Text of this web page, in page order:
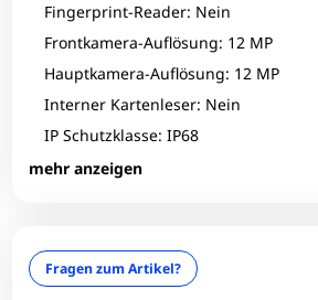
Fingerprint-Reader: Nein
Frontkamera-Auflösung: 12 MP
Hauptkamera-Auflösung: 12 MP
Interner Kartenleser: Nein
IP Schutzklasse: IP68
mehr anzeigen
Ladebuchse: Lightning
optisches Laufwerk: Nein
RAM-Größe: 4 GB
Fragen zum Artikel?
Zum Zoomen tippen